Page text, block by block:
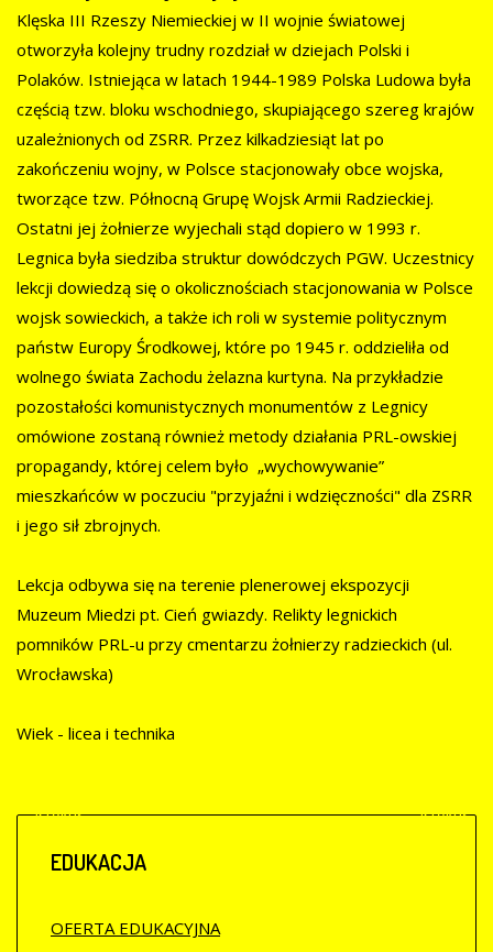
Klęska III Rzeszy Niemieckiej w II wojnie światowej
otworzyła kolejny trudny rozdział w dziejach Polski i
Polaków. Istniejąca w latach 1944-1989 Polska Ludowa była
częścią tzw. bloku wschodniego, skupiającego szereg krajów
uzależnionych od ZSRR. Przez kilkadziesiąt lat po
zakończeniu wojny, w Polsce stacjonowały obce wojska,
tworzące tzw. Północną Grupę Wojsk Armii Radzieckiej.
Ostatni jej żołnierze wyjechali stąd dopiero w 1993 r.
Legnica była siedziba struktur dowódczych PGW. Uczestnicy
lekcji dowiedzą się o okolicznościach stacjonowania w Polsce
wojsk sowieckich, a także ich roli w systemie politycznym
państw Europy Środkowej, które po 1945 r. oddzieliła od
wolnego świata Zachodu żelazna kurtyna. Na przykładzie
pozostałości komunistycznych monumentów z Legnicy
omówione zostaną również metody działania PRL-owskiej
propagandy, której celem było „wychowywanie”
mieszkańców w poczuciu "przyjaźni i wdzięczności" dla ZSRR
i jego sił zbrojnych.
Lekcja odbywa się na terenie plenerowej ekspozycji
Muzeum Miedzi pt. Cień gwiazdy. Relikty legnickich
pomników PRL-u przy cmentarzu żołnierzy radzieckich (ul.
Wrocławska)
Wiek - licea i technika
artykuł
artykuł
EDUKACJA
OFERTA EDUKACYJNA